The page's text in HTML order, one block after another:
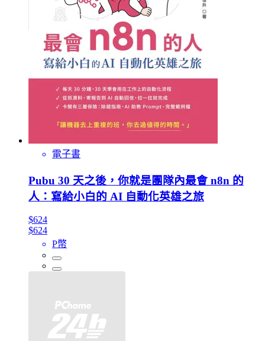
電子書
Pubu 30 天之後，你就是團隊內最會 n8n 的
人：寫給小白的 AI 自動化英雄之旅
$624
$624
P幣